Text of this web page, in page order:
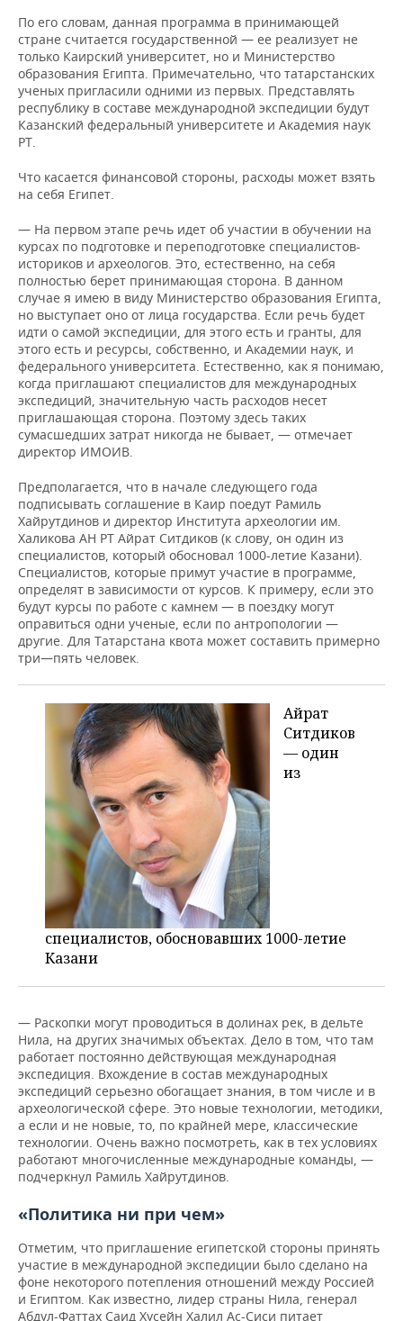
По его словам, данная программа в принимающей
стране считается государственной — ее реализует не
только Каирский университет, но и Министерство
образования Египта. Примечательно, что татарстанских
ученых пригласили одними из первых. Представлять
республику в составе международной экспедиции будут
Казанский федеральный университете и Академия наук
РТ.
Что касается финансовой стороны, расходы может взять
на себя Египет.
— На первом этапе речь идет об участии в обучении на
курсах по подготовке и переподготовке специалистов-
историков и археологов. Это, естественно, на себя
полностью берет принимающая сторона. В данном
случае я имею в виду Министерство образования Египта,
но выступает оно от лица государства. Если речь будет
идти о самой экспедиции, для этого есть и гранты, для
этого есть и ресурсы, собственно, и Академии наук, и
федерального университета. Естественно, как я понимаю,
когда приглашают специалистов для международных
экспедиций, значительную часть расходов несет
приглашающая сторона. Поэтому здесь таких
сумасшедших затрат никогда не бывает, — отмечает
директор ИМОИВ.
Предполагается, что в начале следующего года
подписывать соглашение в Каир поедут Рамиль
Хайрутдинов и директор Института археологии им.
Халикова АН РТ Айрат Ситдиков (к слову, он один из
специалистов, который обосновал 1000-летие Казани).
Специалистов, которые примут участие в программе,
определят в зависимости от курсов. К примеру, если это
будут курсы по работе с камнем — в поездку могут
оправиться одни ученые, если по антропологии —
другие. Для Татарстана квота может составить примерно
три—пять человек.
Айрат
Ситдиков
— один
из
специалистов, обосновавших 1000-летие
Казани
— Раскопки могут проводиться в долинах рек, в дельте
Нила, на других значимых объектах. Дело в том, что там
работает постоянно действующая международная
экспедиция. Вхождение в состав международных
экспедиций серьезно обогащает знания, в том числе и в
археологической сфере. Это новые технологии, методики,
а если и не новые, то, по крайней мере, классические
технологии. Очень важно посмотреть, как в тех условиях
работают многочисленные международные команды, —
подчеркнул Рамиль Хайрутдинов.
«Политика ни при чем»
Отметим, что приглашение египетской стороны принять
участие в международной экспедиции было сделано на
фоне некоторого потепления отношений между Россией
и Египтом. Как известно, лидер страны Нила, генерал
Абдул-Фаттах Саид Хусейн Халил Ас-Сиси питает